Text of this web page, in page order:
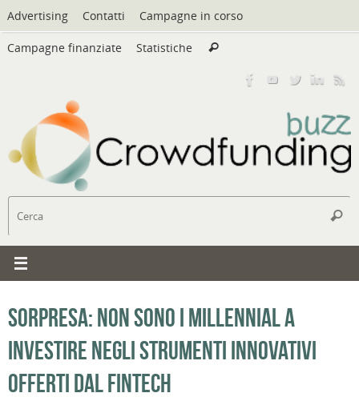
Vai
al
contenuto
Advertising Contatti Campagne in corso
Campagne finanziate Statistiche Cerca
Cerca
Sorpresa: non sono i Millennial a
investire negli strumenti innovativi
offerti dal Fintech